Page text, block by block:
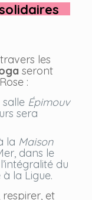
les
seront
:
salle Épimouv
sera
la Maison
dans le
du
la Ligue.
et